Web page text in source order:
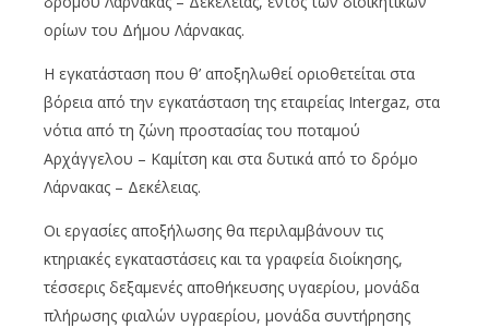
ορίων του Δήμου Λάρνακας.
Η εγκατάσταση που θ’ αποξηλωθεί οριοθετείται στα
βόρεια από την εγκατάσταση της εταιρείας Intergaz, στα
νότια από τη ζώνη προστασίας του ποταμού
Αρχάγγελου – Καμίτση και στα δυτικά από το δρόμο
Λάρνακας – Δεκέλειας.
Οι εργασίες αποξήλωσης θα περιλαμβάνουν τις
κτηριακές εγκαταστάσεις και τα γραφεία διοίκησης,
τέσσερις δεξαμενές αποθήκευσης υγαερίου, μονάδα
πλήρωσης φιαλών υγραερίου, μονάδα συντήρησης